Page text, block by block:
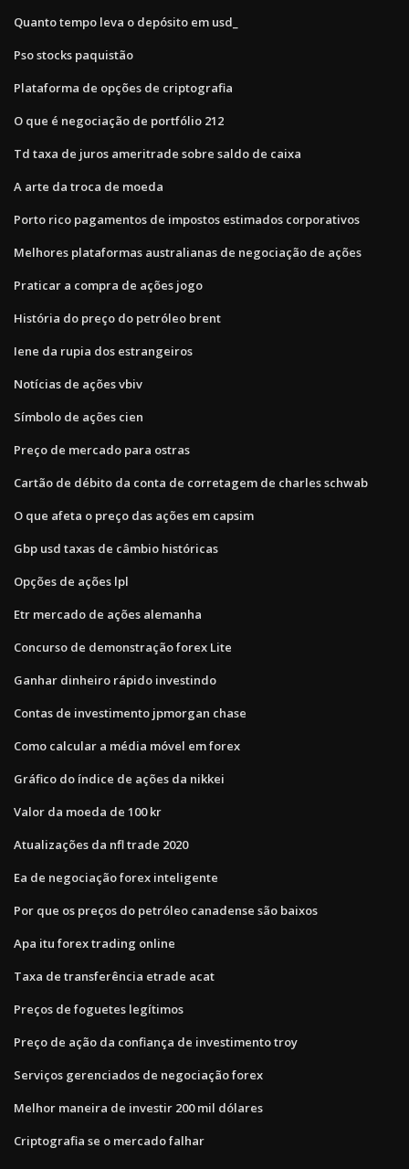
Quanto tempo leva o depósito em usd_
Pso stocks paquistão
Plataforma de opções de criptografia
O que é negociação de portfólio 212
Td taxa de juros ameritrade sobre saldo de caixa
A arte da troca de moeda
Porto rico pagamentos de impostos estimados corporativos
Melhores plataformas australianas de negociação de ações
Praticar a compra de ações jogo
História do preço do petróleo brent
Iene da rupia dos estrangeiros
Notícias de ações vbiv
Símbolo de ações cien
Preço de mercado para ostras
Cartão de débito da conta de corretagem de charles schwab
O que afeta o preço das ações em capsim
Gbp usd taxas de câmbio históricas
Opções de ações lpl
Etr mercado de ações alemanha
Concurso de demonstração forex Lite
Ganhar dinheiro rápido investindo
Contas de investimento jpmorgan chase
Como calcular a média móvel em forex
Gráfico do índice de ações da nikkei
Valor da moeda de 100 kr
Atualizações da nfl trade 2020
Ea de negociação forex inteligente
Por que os preços do petróleo canadense são baixos
Apa itu forex trading online
Taxa de transferência etrade acat
Preços de foguetes legítimos
Preço de ação da confiança de investimento troy
Serviços gerenciados de negociação forex
Melhor maneira de investir 200 mil dólares
Criptografia se o mercado falhar